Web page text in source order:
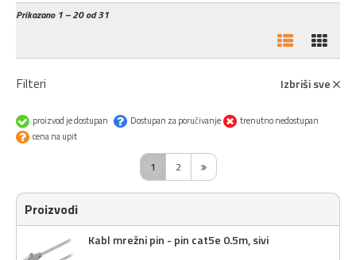
Prikazano1 – 20 od 31
Filteri Izbriši sve
proizvod je dostupan Dostupan za poručivanje
trenutno nedostupan
cena na upit
1 2
Proizvodi
Kabl mrežni pin - pin cat5e 0.5m, sivi